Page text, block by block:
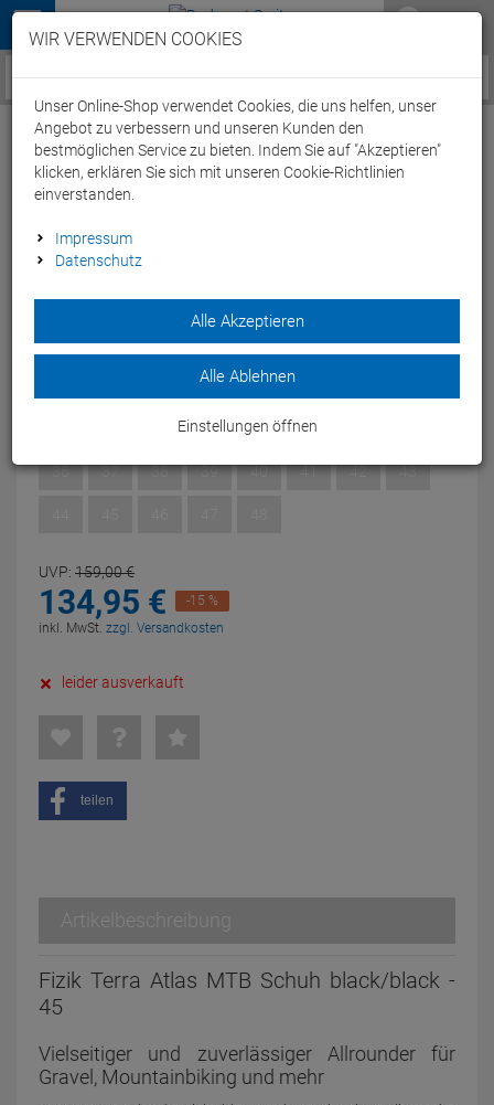
Menü
Service / Hilfe
Fizik Terra Atlas MTB Schuh black/black -
45
TERRA ATLAS ist der vielseitiger und zuverlässiger Allrounder
für Gravel, Mountainbiking und mehr.
36
37 38 39 40 41 42 43
UVP: 159,00€
134,95 €
-15 %
inkl. MwSt. zzgl. Versandkosten
leider ausverkauft
teilen
Artikelbeschreibung
Fizik Terra Atlas MTB Schuh black/black -
45
Vielseitiger und zuverlässiger Allrounder für
Gravel, Mountainbiking und mehr
WIR VERWENDEN COOKIES
Unser Online-Shop verwendet Cookies, die uns helfen, unser
Angebot zu verbessern und unseren Kunden den
bestmöglichen Service zu bieten. Indem Sie auf "Akzeptieren"
klicken, erklären Sie sich mit unseren Cookie-Richtlinien
einverstanden.
Impressum
Datenschutz
Alle Akzeptieren
Alle Ablehnen
Einstellungen öffnen